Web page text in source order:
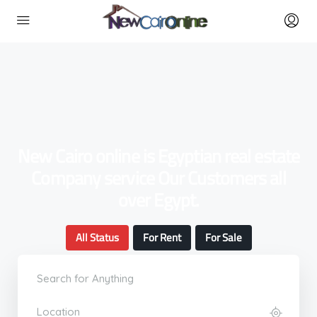
All Status For Rent For Sale